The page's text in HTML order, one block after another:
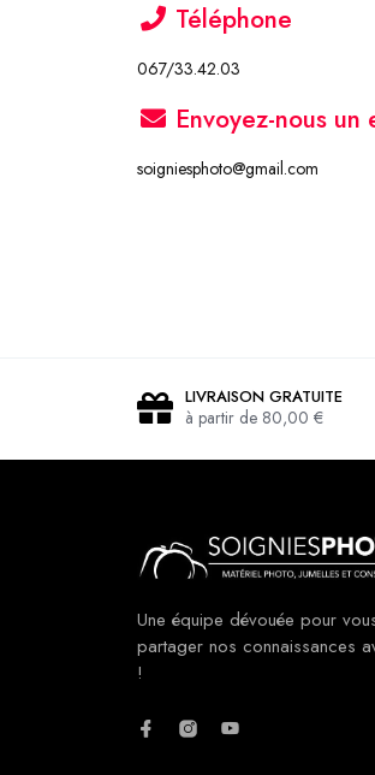
Téléphone
067/33.42.03
Envoyez-nous un
soigniesphoto@gmail.com
LIVRAISON GRATUITE
à partir de 80,00 €
Une équipe dévouée pour
partager nos connaissances
!